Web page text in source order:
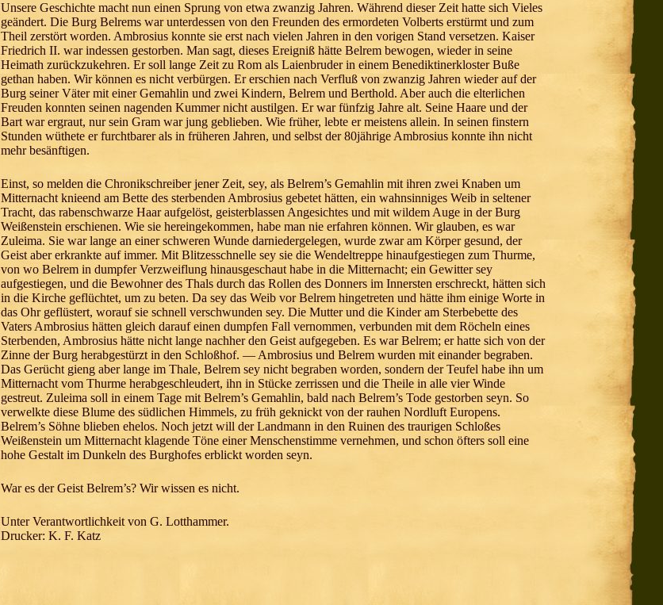
Unsere Geschichte macht nun einen Sprung von etwa zwanzig Jahren. Während dieser Zeit hatte sich Vieles
geändert. Die Burg Belrems war unterdessen von den Freunden des ermordeten Volberts erstürmt und zum
Theil zerstört worden. Ambrosius konnte sie erst nach vielen Jahren in den vorigen Stand versetzen. Kaiser
Friedrich II. war indessen gestorben. Man sagt, dieses Ereigniß hätte Belrem bewogen, wieder in seine
Heimath zurückzukehren. Er soll lange Zeit zu Rom als Laienbruder in einem Benediktinerkloster Buße
gethan haben. Wir können es nicht verbürgen. Er erschien nach Verfluß von zwanzig Jahren wieder auf der
Burg seiner Väter mit einer Gemahlin und zwei Kindern, Belrem und Berthold. Aber auch die elterlichen
Freuden konnten seinen nagenden Kummer nicht austilgen. Er war fünfzig Jahre alt. Seine Haare und der
Bart war ergraut, nur sein Gram war jung geblieben. Wie früher, lebte er meistens allein. In seinen finstern
Stunden wüthete er furchtbarer als in früheren Jahren, und selbst der 80jährige Ambrosius konnte ihn nicht
mehr besänftigen.
Einst, so melden die Chronikschreiber jener Zeit, sey, als Belrem’s Gemahlin mit ihren zwei Knaben um
Mitternacht knieend am Bette des sterbenden Ambrosius gebetet hätten, ein wahnsinniges Weib in seltener
Tracht, das rabenschwarze Haar aufgelöst, geisterblassen Angesichtes und mit wildem Auge in der Burg
Weißenstein erschienen. Wie sie hereingekommen, habe man nie erfahren können. Wir glauben, es war
Zuleima. Sie war lange an einer schweren Wunde darniedergelegen, wurde zwar am Körper gesund, der
Geist aber erkrankte auf immer. Mit Blitzesschnelle sey sie die Wendeltreppe hinaufgestiegen zum Thurme,
von wo Belrem in dumpfer Verzweiflung hinausgeschaut habe in die Mitternacht; ein Gewitter sey
aufgestiegen, und die Bewohner des Thals durch das Rollen des Donners im Innersten erschreckt, hätten sich
in die Kirche geflüchtet, um zu beten. Da sey das Weib vor Belrem hingetreten und hätte ihm einige Worte in
das Ohr geflüstert, worauf sie schnell verschwunden sey. Die Mutter und die Kinder am Sterbebette des
Vaters Ambrosius hätten gleich darauf einen dumpfen Fall vernommen, verbunden mit dem Röcheln eines
Sterbenden, Ambrosius hätte nicht lange nachher den Geist aufgegeben. Es war Belrem; er hatte sich von der
Zinne der Burg herabgestürzt in den Schloßhof. — Ambrosius und Belrem wurden mit einander begraben.
Das Gerücht gieng aber lange im Thale, Belrem sey nicht begraben worden, sondern der Teufel habe ihn um
Mitternacht vom Thurme herabgeschleudert, ihn in Stücke zerrissen und die Theile in alle vier Winde
gestreut. Zuleima soll in einem Tage mit Belrem’s Gemahlin, bald nach Belrem’s Tode gestorben seyn. So
verwelkte diese Blume des südlichen Himmels, zu früh geknickt von der rauhen Nordluft Europens.
Belrem’s Söhne blieben ehelos. Noch jetzt will der Landmann in den Ruinen des traurigen Schloßes
Weißenstein um Mitternacht klagende Töne einer Menschenstimme vernehmen, und schon öfters soll eine
hohe Gestalt im Dunkeln des Burghofes erblickt worden seyn.
War es der Geist Belrem’s? Wir wissen es nicht.
Unter Verantwortlichkeit von G. Lotthammer.
Drucker: K. F. Katz